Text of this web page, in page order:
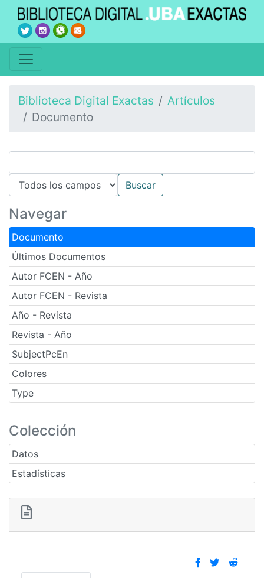
Biblioteca Digital Exactas
Artículos
Documento
Navegar
Documento
Últimos Documentos
Autor FCEN - Año
Autor FCEN - Revista
Año - Revista
Revista - Año
SubjectPcEn
Colores
Type
Colección
Datos
Estadísticas